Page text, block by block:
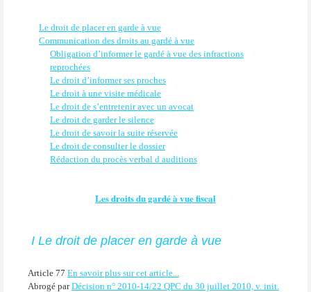
Le droit de placer en garde à vue
Communication des droits au gardé à vue
Obligation d’informer le gardé à vue des infractions
reprochées
Le droit d’informer ses proches
Le droit à une visite médicale
Le droit de s’entretenir avec un avocat
Le droit de garder le silence
Le droit de savoir la suite réservée
Le droit de consulter le dossier
Rédaction du procès verbal d auditions
Les droits du gardé à vue fiscal
I Le droit de placer en garde à vue
Article 77 En savoir plus sur cet article...
Abrogé parDécision n° 2010-14/22 QPC du 30 juillet 2010, v. init.